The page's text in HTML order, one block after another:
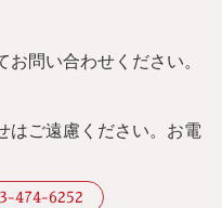
問い合わせください。
ご遠慮ください。 お電
474-6252